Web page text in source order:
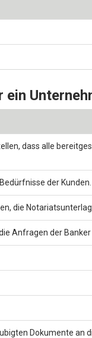
dass alle
der Kunden.
die
Anfragen der Banker
Dokumente an